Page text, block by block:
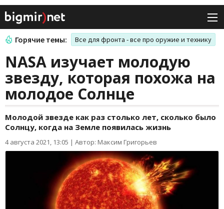
Горячие темы: Все для фронта - все про оружие и технику
NASA изучает молодую
звезду, которая похожа на
молодое Солнце
Молодой звезде как раз столько лет, сколько было
Солнцу, когда на Земле появилась жизнь
4 августа 2021, 13:05 | Автор: Максим Григорьев